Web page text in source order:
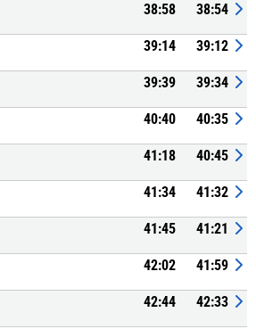
38:58 38:54
39:14 39:12
39:39 39:34
40:40 40:35
41:18 40:45
41:34 41:32
41:45 41:21
42:02 41:59
42:44 42:33